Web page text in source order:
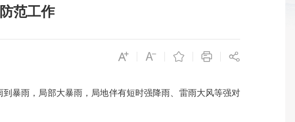
范工作
雨，局部大暴雨，局地伴有短时强降雨、雷雨大风等强对